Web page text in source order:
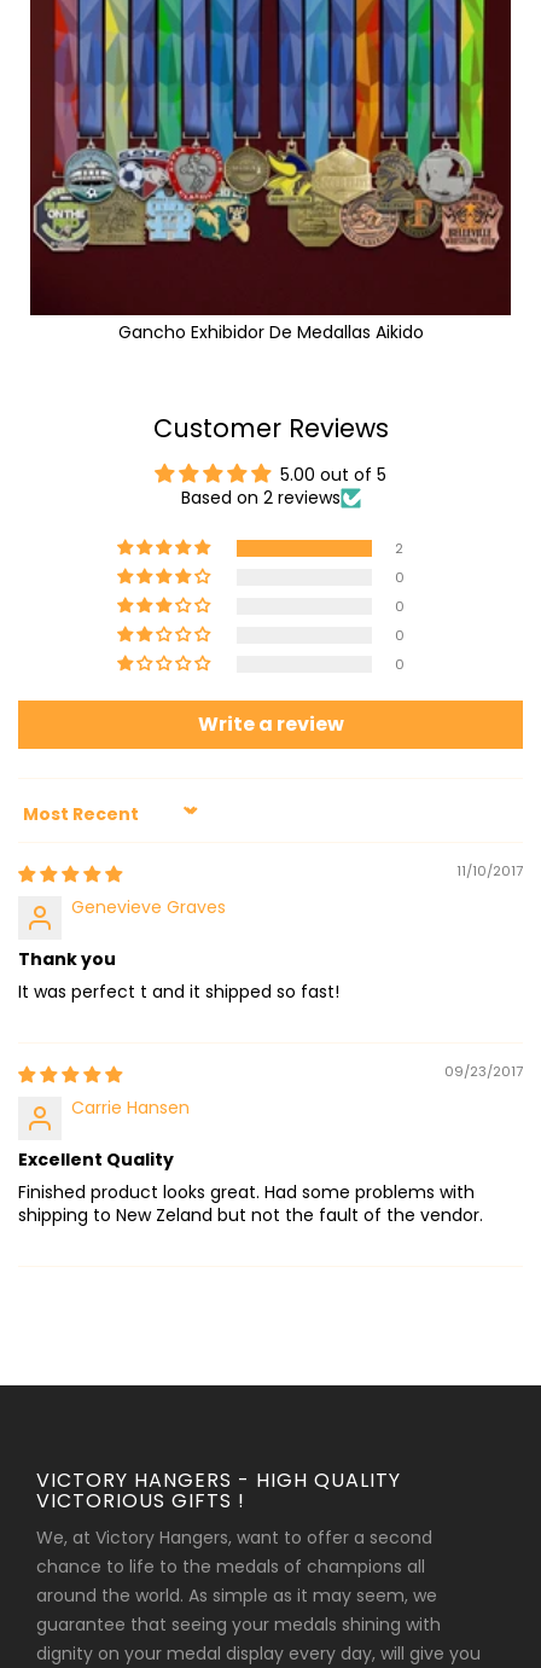
Gancho Exhibidor De Medallas Aikido
Customer Reviews
5.00 out of 5
Based on 2 reviews
2
0
0
0
0
Write a review
Sort by
11/10/2017
Genevieve Graves
Thank you
It was perfect t and it shipped so fast!
09/23/2017
Carrie Hansen
Excellent Quality
Finished product looks great. Had some problems with
shipping to New Zeland but not the fault of the vendor.
VICTORY HANGERS - HIGH QUALITY
VICTORIOUS GIFTS !
We, at Victory Hangers, want to offer a second
chance to life to the medals of champions all
around the world. As simple as it may seem, we
guarantee that seeing your medals shining with
dignity on your medal display every day, will give you